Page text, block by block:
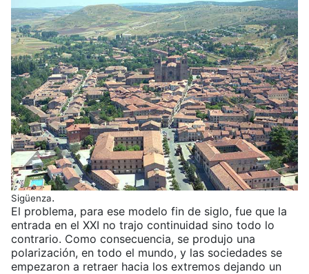
Sigüenza.
El problema, para ese modelo fin de siglo, fue que la
entrada en el XXI no trajo continuidad sino todo lo
contrario. Como consecuencia, se produjo una
polarización, en todo el mundo, y las sociedades se
empezaron a retraer hacia los extremos dejando un